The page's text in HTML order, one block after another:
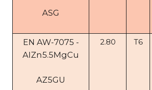
ASG
EN AW-7075 -
AIZn5.5MgCu
AZ5GU
2.80 T6